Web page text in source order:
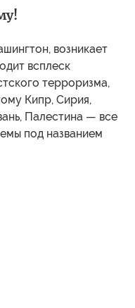
возникает
всплеск
терроризма,
Кипр, Сирия,
Палестина — все
под названием